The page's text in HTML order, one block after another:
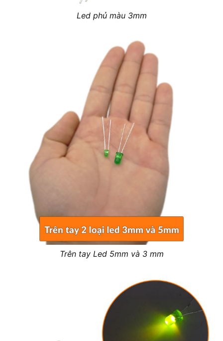
Led phủ màu 3mm
Trên tay Led 5mm và 3 mm